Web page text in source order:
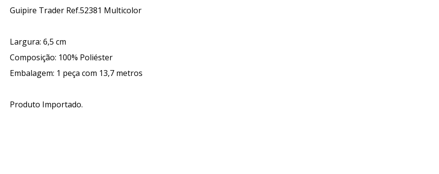
Guipire Trader Ref.52381 Multicolor
Largura: 6,5 cm
Composição: 100% Poliéster
Embalagem: 1 peça com 13,7 metros
Produto Importado.